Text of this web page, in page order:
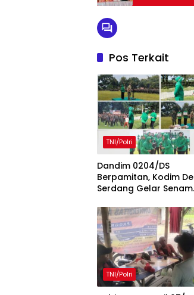
Pos Terkait
TNI/Polri
Dandim 0204/DS
Berpamitan, Kodim
Serdang Gelar Senam
Penuh Kebersamaan
TNI/Polri